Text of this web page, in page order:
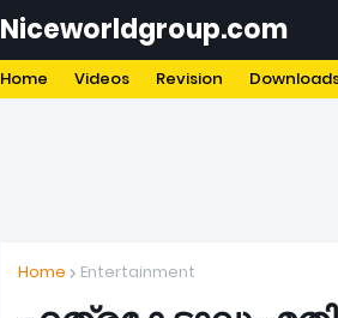
Niceworldgroup.com
HOME CONTACT ABOUT
Home Videos Revision
Home Entertainment